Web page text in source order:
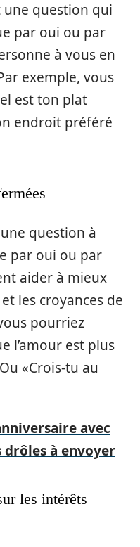
question qui
par oui ou par
à vous en
exemple, vous
est ton plat
endroit préféré
question à
par oui ou par
aider à mieux
les croyances de
pourriez
l’amour est plus
«Crois-tu au
avec
drôles à envoyer
les intérêts